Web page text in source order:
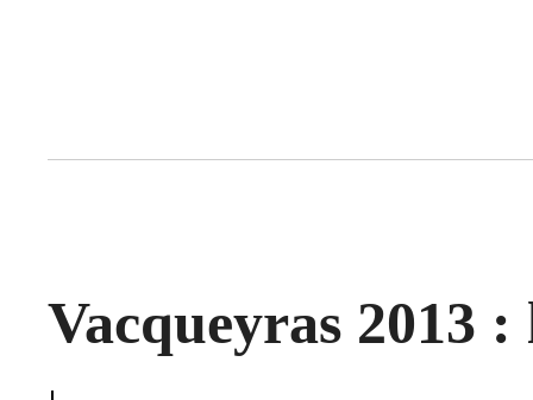
Vacqueyras 2013 :